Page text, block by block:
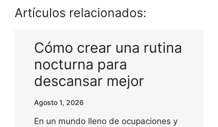
Artículos relacionados:
Cómo crear una rutina
nocturna para
descansar mejor
Agosto 1, 2026
En un mundo lleno de ocupaciones y